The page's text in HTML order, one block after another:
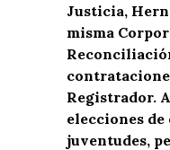
Justicia,
misma
Registrador.
elecciones
juventudes,